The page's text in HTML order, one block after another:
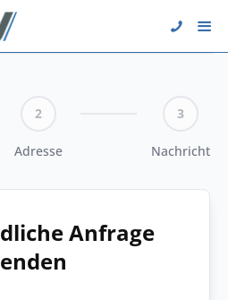
2
Adresse
3
Nachricht
Anfrage